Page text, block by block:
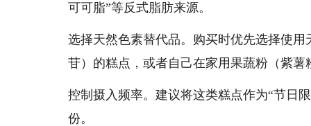
可可脂”等反式脂肪来源。
选择天然色素替代品。购买时优先选择使
苷）的糕点，或者自己在家用果蔬粉（紫
控制摄入频率。建议将这类糕点作为“节日
份。